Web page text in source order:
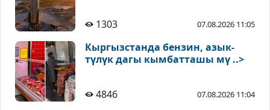
1303 07.08.2026 11:05
Кыргызстанда бензин, азык-
түлүк дагы кымбатташы мү ..>
4846 07.08.2026 11:04